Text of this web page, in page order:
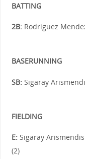
BATTING
2B:Rodriguez
BASERUNNING
SB:Sigaray
FIELDING
E:Sigaray Arismendis
(2)